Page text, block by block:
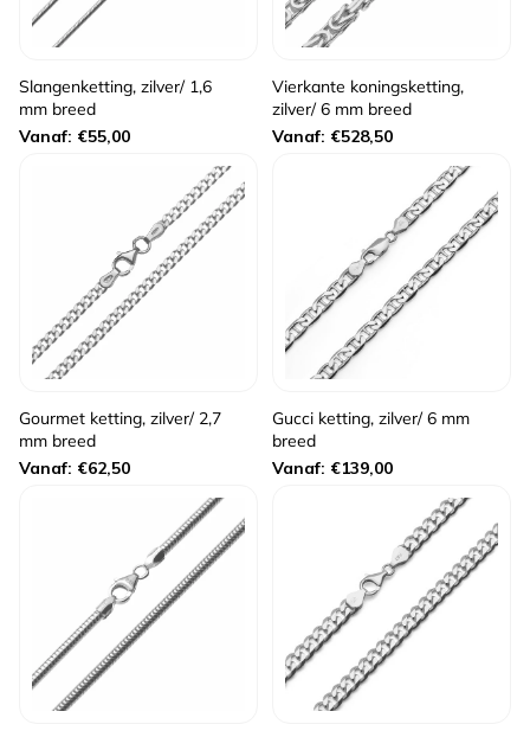
Slangenketting, zilver/ 1,6
mm breed
Normale
Vanaf: €55,00
Vierkante koningsketting,
zilver/ 6 mm breed
Normale
Vanaf: €528,50
Gourmet ketting, zilver/ 2,7
mm breed
Normale
Vanaf: €62,50
Gucci ketting, zilver/ 6 mm
breed
Normale
Vanaf: €139,00